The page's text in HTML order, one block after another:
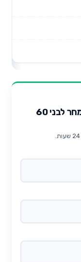
קיבלו ייעוץ חינם לגבי קופת גמל מחר לבני 60